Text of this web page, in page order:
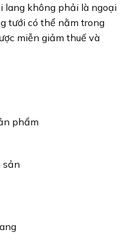
lang không phải là ngoại
tưới có thể nằm trong
miễn giảm thuế và
phẩm
sản